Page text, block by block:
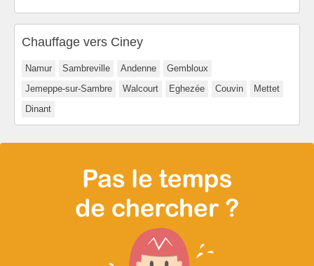
Chauffage vers Ciney
Namur Sambreville Andenne
Gembloux
Jemeppe-sur-Sambre
Walcourt Eghezée Couvin
Mettet
Dinant